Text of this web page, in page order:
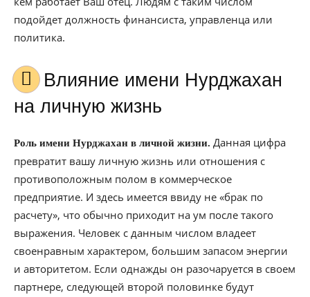
подойдет должность финансиста, управленца или
политика.
Влияние имени Нурджахан
на личную жизнь
Роль имени Нурджахан в личной жизни. Данная цифра
превратит вашу личную жизнь или отношения с
противоположным полом в коммерческое
предприятие. И здесь имеется ввиду не «брак по
расчету», что обычно приходит на ум после такого
выражения. Человек с данным числом владеет
своенравным характером, большим запасом энергии
и авторитетом. Если однажды он разочаруется в своем
партнере, следующей второй половинке будут